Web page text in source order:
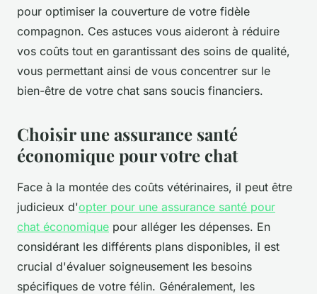
pour optimiser la couverture de votre fidèle
compagnon. Ces astuces vous aideront à réduire
vos coûts tout en garantissant des soins de qualité,
vous permettant ainsi de vous concentrer sur le
bien-être de votre chat sans soucis financiers.
Choisir une assurance santé
économique pour votre chat
Face à la montée des coûts vétérinaires, il peut être
judicieux d'opter pour une assurance santé pour
chat économique pour alléger les dépenses. En
considérant les différents plans disponibles, il est
crucial d'évaluer soigneusement les besoins
spécifiques de votre félin. Généralement, les